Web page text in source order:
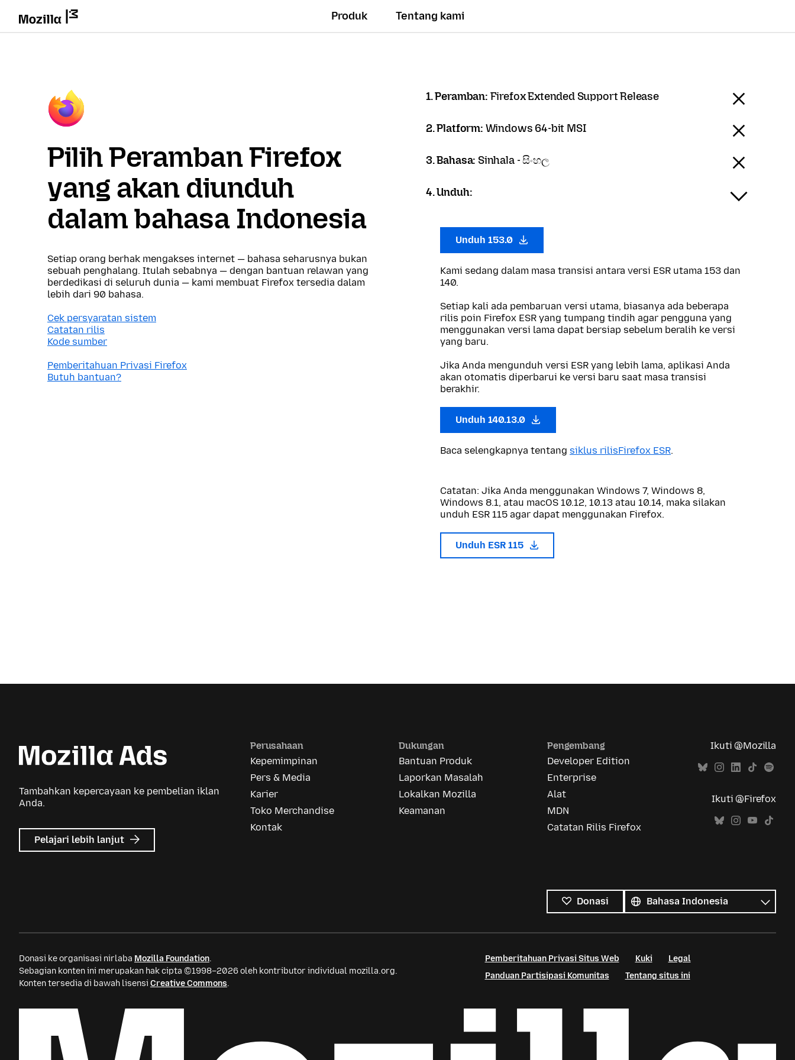
Produk Tentang kami
Pilih Peramban Firefox
yang akan diunduh
dalam bahasa Indonesia
Setiap orang berhak mengakses internet — bahasa seharusnya bukan
sebuah penghalang. Itulah sebabnya — dengan bantuan relawan yang
berdedikasi di seluruh dunia — kami membuat Firefox tersedia dalam
lebih dari 90 bahasa.
Cek persyaratan sistem
Catatan rilis
Kode sumber
Pemberitahuan Privasi Firefox
Butuh bantuan?
1. Peramban: Firefox Extended Support Release
2. Platform: Windows 64-bit MSI
3. Bahasa: Sinhala - සිංහල
4. Unduh:
Unduh 153.0
Kami sedang dalam masa transisi antara versi ESR utama 153 dan
140.
Setiap kali ada pembaruan versi utama, biasanya ada beberapa
rilis poin Firefox ESR yang tumpang tindih agar pengguna yang
menggunakan versi lama dapat bersiap sebelum beralih ke versi
yang baru.
Jika Anda mengunduh versi ESR yang lebih lama, aplikasi Anda
akan otomatis diperbarui ke versi baru saat masa transisi
berakhir.
Unduh 140.13.0
Baca selengkapnya tentang siklus rilisFirefox ESR.
Catatan: Jika Anda menggunakan Windows 7, Windows 8,
Windows 8.1, atau macOS 10.12, 10.13 atau 10.14, maka silakan
unduh ESR 115 agar dapat menggunakan Firefox.
Unduh ESR 115
Tambahkan kepercayaan ke pembelian iklan
Anda.
Pelajari lebih lanjut mengenai
Mozilla
Perusahaan
Kepemimpinan
Pers & Media
Karier
Toko Merchandise
Kontak
Dukungan
Bantuan Produk
Laporkan Masalah
Lokalkan Mozilla
Keamanan
Pengembang
Developer Edition
Enterprise
Alat
MDN
Catatan Rilis Firefox
Ikuti @Mozilla
Ikuti @Firefox
Donasi
bahasa
Bahasa
Donasi ke organisasi nirlaba Mozilla Foundation.
Sebagian konten ini merupakan hak cipta ©1998–2026 oleh kontributor individual mozilla.org.
Konten tersedia di bawah lisensi Creative Commons.
Pemberitahuan Privasi Situs Web Kuki
Legal
Panduan Partisipasi Komunitas
Tentang situs ini